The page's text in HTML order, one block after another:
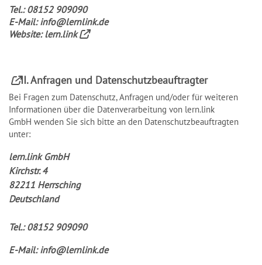
Tel.: 08152 909090
E-Mail:info@lernlink.de
Website:lern.link
II. Anfragen und Datenschutzbeauftragter
Bei Fragen zum Datenschutz, Anfragen und/oder für weiteren
Informationen über die Datenverarbeitung von lern.link
GmbH wenden Sie sich bitte an den Datenschutzbeauftragten
unter:
lern.link GmbH
Kirchstr. 4
82211 Herrsching
Deutschland
Tel.: 08152 909090
E-Mail:info@lernlink.de